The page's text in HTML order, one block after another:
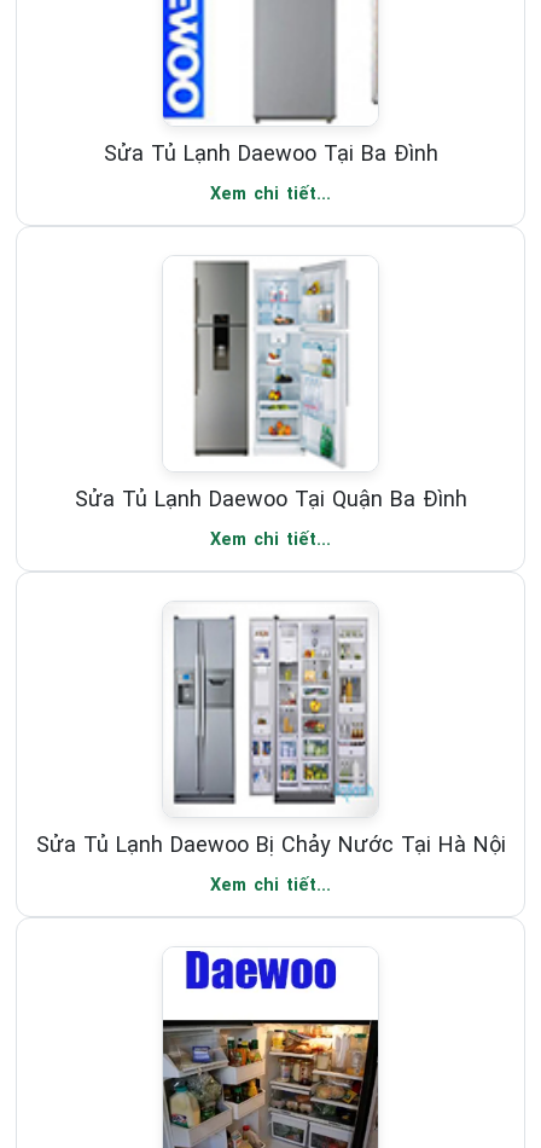
Sửa Tủ Lạnh Daewoo Tại Ba Đình
Xem chi tiết...
Sửa Tủ Lạnh Daewoo Tại Quận Ba Đình
Xem chi tiết...
Sửa Tủ Lạnh Daewoo Bị Chảy Nước Tại Hà Nội
Xem chi tiết...